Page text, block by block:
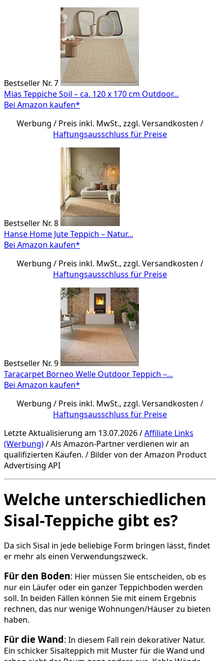
Bestseller Nr. 7
Mias Teppiche Soil – ca. 120 x 170 cm Outdoor...
Bei Amazon kaufen*
Werbung / Preis inkl. MwSt., zzgl. Versandkosten /
Haftungsausschluss für Preise
Bestseller Nr. 8
Hanse Home Jute Teppich – Natur...
Bei Amazon kaufen*
Werbung / Preis inkl. MwSt., zzgl. Versandkosten /
Haftungsausschluss für Preise
Bestseller Nr. 9
Taracarpet Borneo Welle Outdoor Teppich –...
Bei Amazon kaufen*
Werbung / Preis inkl. MwSt., zzgl. Versandkosten /
Haftungsausschluss für Preise
Letzte Aktualisierung am 13.07.2026 /Affiliate Links
(Werbung)/ Als Amazon-Partner verdienen wir an
qualifizierten Käufen. / Bilder von der Amazon Product
Advertising API
Welche unterschiedlichen
Sisal-Teppiche gibt es?
Da sich Sisal in jede beliebige Form bringen lässt, findet
er mehr als einen Verwendungszweck.
Für den Boden: Hier müssen Sie entscheiden, ob es
nur ein Läufer oder ein ganzer Teppichboden werden
soll. In beiden Fällen können Sie mit einem Ergebnis
rechnen, das nur wenige Wohnungen/Häuser zu bieten
haben.
Für die Wand: In diesem Fall rein dekorativer Natur.
Ein schicker Sisalteppich mit Muster für die Wand und